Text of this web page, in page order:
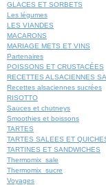
GLACES ET SORBETS
Les légumes
LES VIANDES
MACARONS
MARIAGE METS ET VINS
Partenaires
POISSONS ET CRUSTACÉES
RECETTES ALSACIENNES
Recettes alsaciennes sucrées
RISOTTO
Sauces et chutneys
Smoothies et boissons
TARTES
TARTES SALEES ET
TARTINES ET SANDWICHES
Thermomix_sale
Thermomix_sucre
Voyages